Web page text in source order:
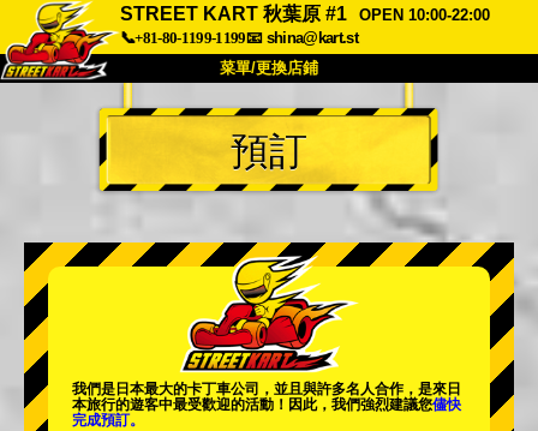
STREET KART 秋葉原 #1
OPEN 10:00-22:00
📞+81-80-1199-1199📧 shina@kart.st
菜單/更換店鋪
首頁
關於 規格 價格
公司 預訂
更換店鋪
東京 秋葉原 #2
東京 澀谷附店 東京灣
預訂
我們是日本最大的卡丁車公司，並且與許多名人合作，是來日
本旅行的遊客中最受歡迎的活動 ！因此，我們強烈建議您儘快
完成預訂。